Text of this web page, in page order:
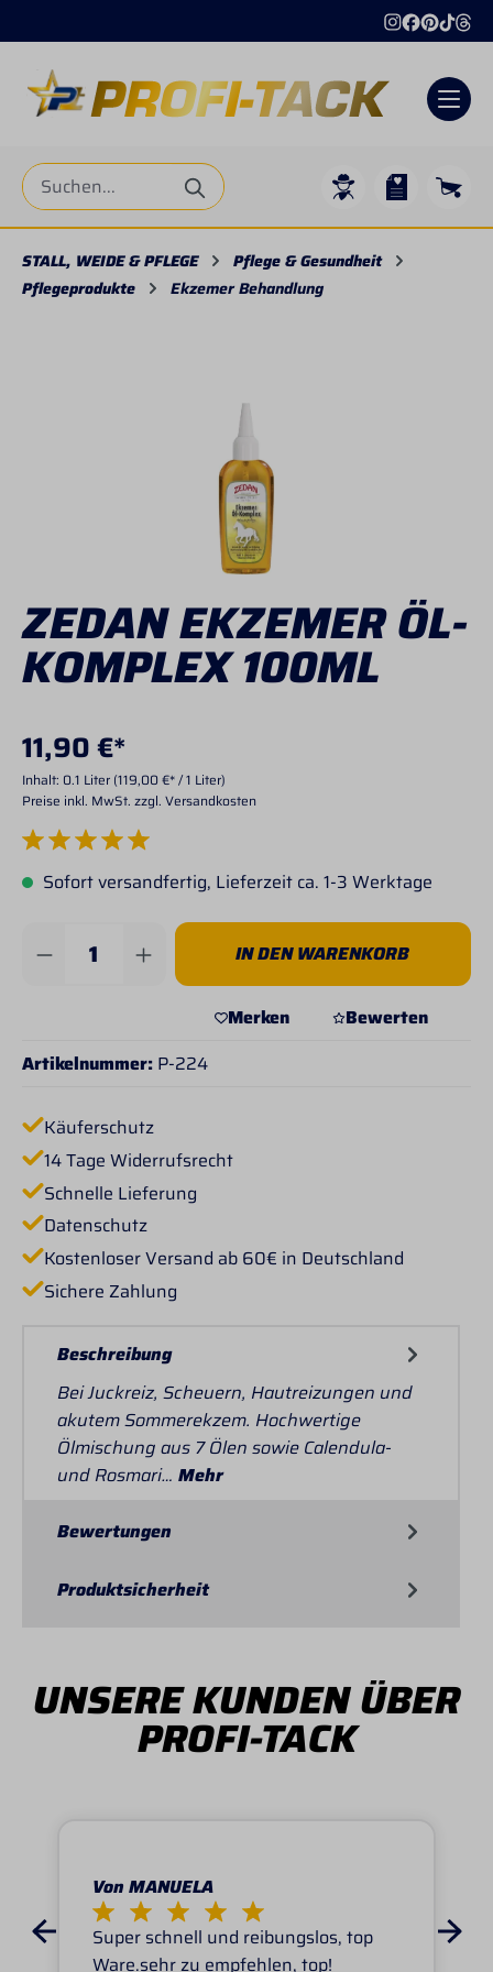
STALL, WEIDE & PFLEGE
Pflege & Gesundheit
Pflegeprodukte
Ekzemer Behandlung
ZEDAN EKZEMER ÖL-
KOMPLEX 100ML
11,90 €*
Inhalt: 0.1 Liter (119,00 €* / 1 Liter)
Preise inkl. MwSt. zzgl. Versandkosten
Durchschnittliche Bewertung von 5 von 5 Sternen
Sofort versandfertig, Lieferzeit ca. 1-3 Werktage
Produkt Anzahl: Gib den gewünschten
IN DEN WARENKORB
Merken
Bewerten
Artikelnummer: P-224
Käuferschutz
14 Tage Widerrufsrecht
Schnelle Lieferung
Datenschutz
Kostenloser Versand ab 60€ in Deutschland
Sichere Zahlung
Beschreibung
Bei Juckreiz, Scheuern, Hautreizungen und
akutem Sommerekzem. Hochwertige
Ölmischung aus 7 Ölen sowie Calendula-
und Rosmari… Mehr
Bewertungen
Produktsicherheit
UNSERE KUNDEN ÜBER
PROFI-TACK
Von MANUELA
Super schnell und reibungslos, top
Ware.sehr zu empfehlen, top!